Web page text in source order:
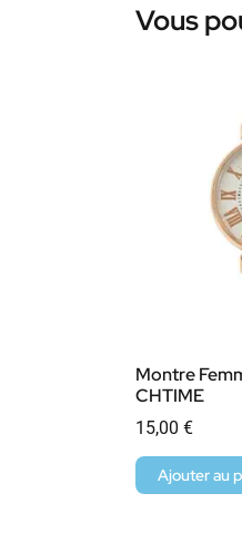
Vous
Montre
CHTIME
15,00 €
Ajouter au